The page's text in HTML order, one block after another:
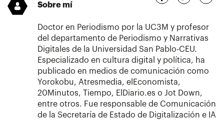
Sobre mí
Doctor en Periodismo por la UC3M y profesor
del departamento de Periodismo y Narrativas
Digitales de la Universidad San Pablo-CEU.
Especializado en cultura digital y política, ha
publicado en medios de comunicación como
Yorokobu, Atresmedia, elEconomista,
20Minutos, Tiempo, ElDiario.es o Jot Down,
entre otros. Fue responsable de Comunicación
de la Secretaría de Estado de Digitalización e IA